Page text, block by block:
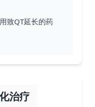
致QT延长的药
治疗